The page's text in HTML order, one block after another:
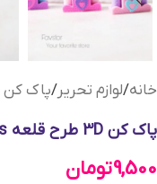
خانه/لوازم تحریر/پاک کن
پاک کن 3D طرح قلعه sweet dreams کد 1101
9,500تومان